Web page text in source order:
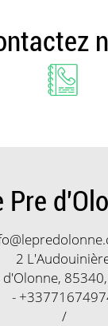
Pre
2
d'Olonne,
-
/